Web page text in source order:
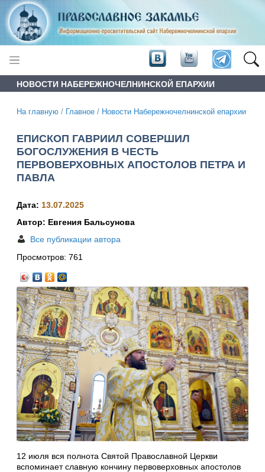
НОВОСТИ НАБЕРЕЖНОЧЕЛНИНСКОЙ ЕПАРХИИ
На главную / Главное / Новости Набережночелнинской епархии
ЕПИСКОП ГАВРИИЛ СОВЕРШИЛ
БОГОСЛУЖЕНИЯ В ЧЕСТЬ
ПЕРВОВЕРХОВНЫХ АПОСТОЛОВ ПЕТРА И
ПАВЛА
Дата: 13.07.2025
Автор: Евгения Бальсунова
Все публикации автора
Просмотров: 761
12 июля вся полнота Святой Православной Церкви
вспоминает славную кончину первоверховных апостолов